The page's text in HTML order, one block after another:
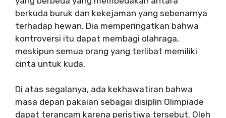
berkuda buruk dan kekejaman yang sebenarnya
terhadap hewan. Dia memperingatkan bahwa
kontroversi itu dapat membagi olahraga,
meskipun semua orang yang terlibat memiliki
cinta untuk kuda.
Di atas segalanya, ada kekhawatiran bahwa
masa depan pakaian sebagai disiplin Olimpiade
dapat terancam karena peristiwa tersebut. Oleh